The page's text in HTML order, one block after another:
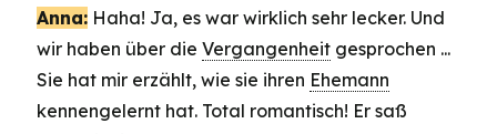
Anna: Haha! Ja, es war wirklich sehr lecker. Und
wir haben über die Vergangenheit gesprochen ...
Sie hat mir erzählt, wie sie ihren Ehemann
kennengelernt hat. Total romantisch! Er saß